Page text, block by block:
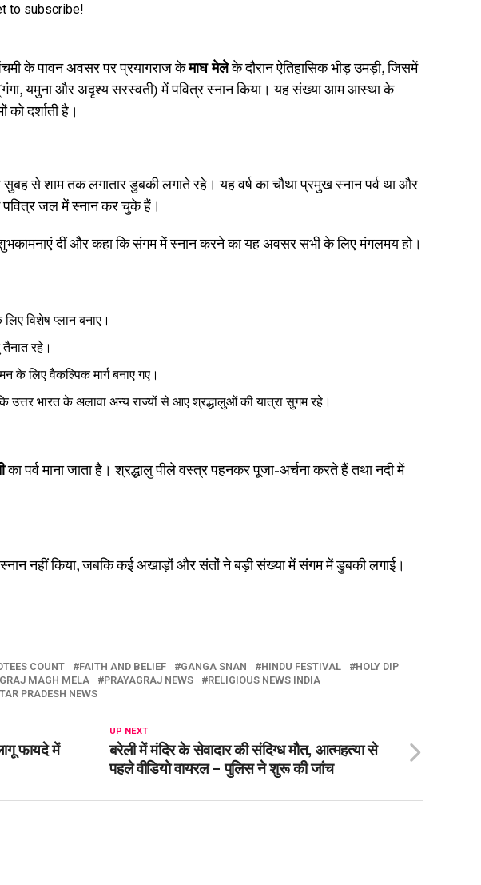
to subscribe!
के पावन अवसर पर प्रयागराज केमाघ मेलेके दौरान ऐतिहासिक भीड़ उमड़ी, जिसमें
यमुना और अदृश्य सरस्वती) में पवित्र स्नान किया। यह संख्या आम आस्था के
को दर्शाती है।
से शाम तक लगातार डुबकी लगाते रहे। यह वर्ष का चौथा प्रमुख स्नान पर्व था और
जल में स्नान कर चुके हैं।
दीं और कहा कि संगम में स्नान करने का यह अवसर सभी के लिए मंगलमय हो।
विशेष प्लान बनाए।
रहे।
के लिए वैकल्पिक मार्ग बनाए गए।
उत्तर भारत के अलावा अन्य राज्यों से आए श्रद्धालुओं की यात्रा सुगम रहे।
का पर्व माना जाता है। श्रद्धालु पीले वस्त्र पहनकर पूजा-अर्चना करते हैं तथा नदी में
नहीं किया, जबकि कई अखाड़ों और संतों ने बड़ी संख्या में संगम में डुबकी लगाई।
COUNT FAITH AND BELIEF GANGA SNAN HINDU FESTIVAL
HOLY DIP
MAGH MELA PRAYAGRAJ NEWS
RELIGIOUS NEWS INDIA
PRADESH NEWS
UP NEXT
बरेली में मंदिर के सेवादार की संदिग्ध मौत, आत्महत्या से
पहले वीडियो वायरल – पुलिस ने शुरू की जांच
फायदे में